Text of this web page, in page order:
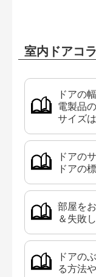
室内ドアコ
ドアの
電製品
サイズ
ドアの
ドアの
部屋を
＆失敗
ドアの
る方法